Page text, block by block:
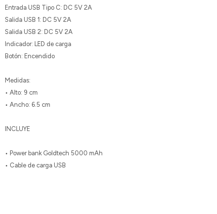
Entrada USB Tipo C: DC 5V 2A
Salida USB 1: DC 5V 2A
Salida USB 2: DC 5V 2A
Indicador: LED de carga
Botón: Encendido
Medidas:
• Alto: 9 cm
• Ancho: 6.5 cm
INCLUYE
• Power bank Goldtech 5000 mAh
• Cable de carga USB